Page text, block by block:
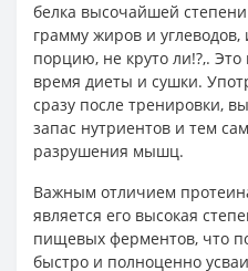
белка высочайшей степени
грамму жиров и углеводов,
порцию, не круто ли!?,.
время диеты и сушки.
сразу после тренировки,
запас нутриентов и тем
разрушения мышц.
Важным отличием
является его высокая
пищевых ферментов, что
быстро и полноценно